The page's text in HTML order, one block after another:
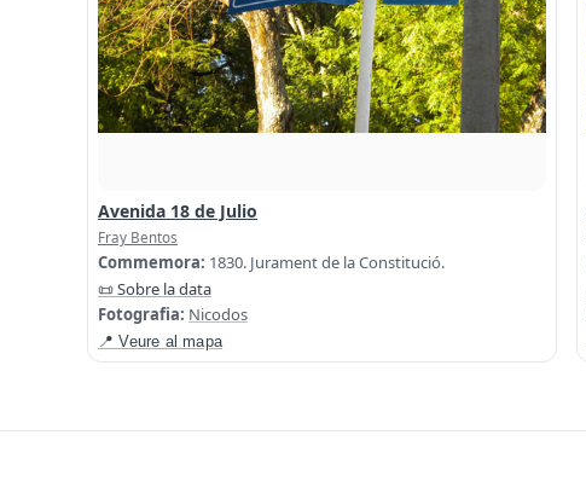
Avenida 18 de Julio
Fray Bentos
Commemora: 1830. Jurament de la Constitució.
📜 Sobre la data
Fotografia: Nicodos
📍 Veure al mapa